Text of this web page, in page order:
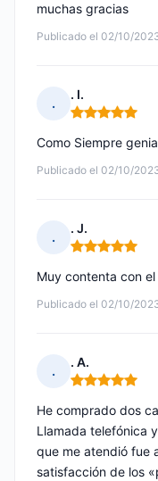
Publicado el 02/10/
muchas gracias
.
. I.
Nota: 5 de 5
Publicado el 02/10/
Como Siempre
.
. J.
Nota: 5 de 5
Publicado el 02/10/
Muy contenta con
.
. A.
Nota: 5 de 5
He comprado dos
Llamada telefónica
que me atendió fue
satisfacción de los